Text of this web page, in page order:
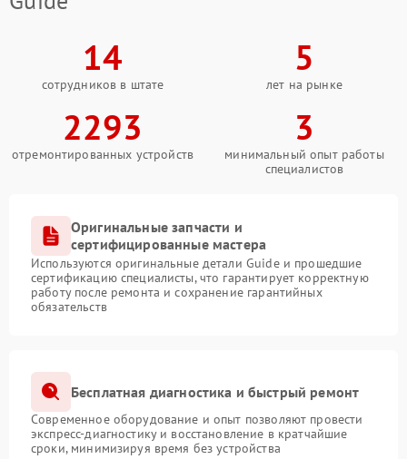
14
сотрудников в штате
5
лет на рынке
2293
отремонтированных устройств
3
минимальный опыт работы
специалистов
Оригинальные запчасти и
сертифицированные мастера
Используются оригинальные детали Guide и прошедшие
сертификацию специалисты, что гарантирует корректную
работу после ремонта и сохранение гарантийных
обязательств
Бесплатная диагностика и быстрый ремонт
Современное оборудование и опыт позволяют провести
экспресс-диагностику и восстановление в кратчайшие
сроки, минимизируя время без устройства